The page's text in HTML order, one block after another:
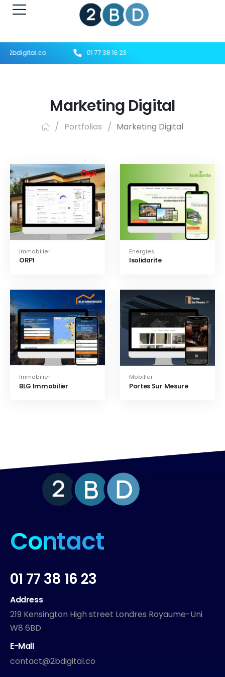
01 77 38 16 23
Marketing Digital
/ Portfolios / Marketing Digital
Immobilier
ORPI
Energies
Isolidarite
Immobilier
BLG Immobilier
Mobilier
Portes Sur Mesure
Contact
01 77 38 16 23
Address
219 Kensington High street Londres Royaume-Uni
W8 6BD
E-Mail
contact@2bdigital.co